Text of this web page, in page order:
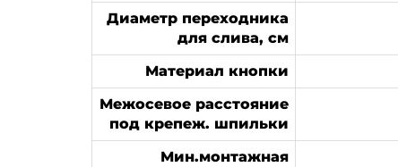
Диаметр переходника
для слива, см
Материал кнопки
Межосевое расстояние
под крепеж. шпильки
Мин.монтажная